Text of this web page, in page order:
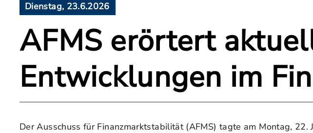
Dienstag, 23.6.2026
AFMS erörtert
Entwicklungen im
Der Ausschuss für Finanzmarktstabilität (AFMS) tagte am Montag,